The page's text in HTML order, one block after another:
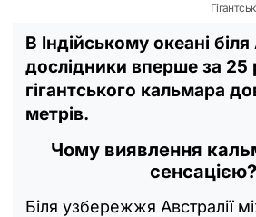
В Індійському океані біля
дослідники вперше за 25
гігантського кальмара
метрів.
Чому виявлення
сенсацією?
Біля узбережжя Австралії